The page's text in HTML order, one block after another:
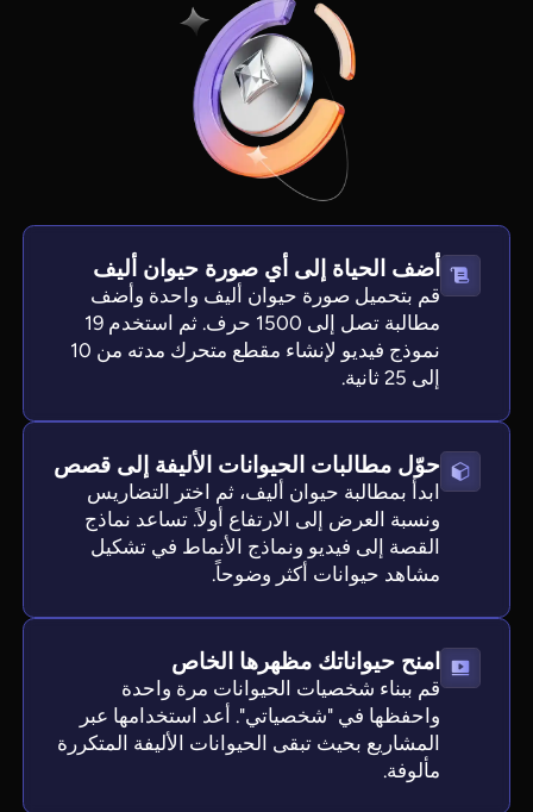
أضف الحياة إلى أي صورة حيوان أليف
قم بتحميل صورة حيوان أليف واحدة وأضف
مطالبة تصل إلى 1500 حرف. ثم استخدم 19
نموذج فيديو لإنشاء مقطع متحرك مدته من 10
إلى 25 ثانية.
حوّل مطالبات الحيوانات الأليفة إلى قصص
ابدأ بمطالبة حيوان أليف، ثم اختر التضاريس
ونسبة العرض إلى الارتفاع أولاً. تساعد نماذج
القصة إلى فيديو ونماذج الأنماط في تشكيل
مشاهد حيوانات أكثر وضوحاً.
امنح حيواناتك مظهرها الخاص
قم ببناء شخصيات الحيوانات مرة واحدة
واحفظها في "شخصياتي". أعد استخدامها عبر
المشاريع بحيث تبقى الحيوانات الأليفة المتكررة
مألوفة.